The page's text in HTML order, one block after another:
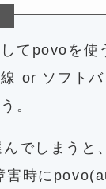
てpovoを使
or ソフト
。
でしまうと
害時に